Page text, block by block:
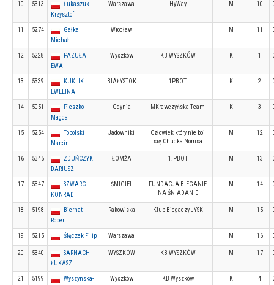
10 5313
Łukaszuk
Krzysztof
Warszawa HyWay M 10
11 5274
Gałka
Michał
Wrocław M 11
12 5228
PAZUŁA
EWA
Wyszków KB WYSZKÓW K 1
13 5339
KUKLIK
EWELINA
BIAŁYSTOK 1PBOT K 2
14 5051
Pieszko
Magda
Gdynia MKrawczyńska Team K 3
15 5254
Topolski
Marcin
Jadowniki
Człowiek który nie boi
się Chucka Norrisa
M 12
16 5345
ZDUŃCZYK
DARIUSZ
ŁOMŻA 1.PBOT M 13
17 5347
SZWARC
KONRAD
ŚMIGIEL
FUNDACJA BIEGANIE
NA ŚNIADANIE
M 14
18 5198
Biernat
Robert
Rakowiska Klub Biegaczy JYSK M 15
19 5215 Ślęczek Filip Warszawa M 16
20 5340
SARNACH
ŁUKASZ
WYSZKÓW KB WYSZKÓW M 17
21 5199
Wyszynska-
Wyszków KB Wyszków K 4